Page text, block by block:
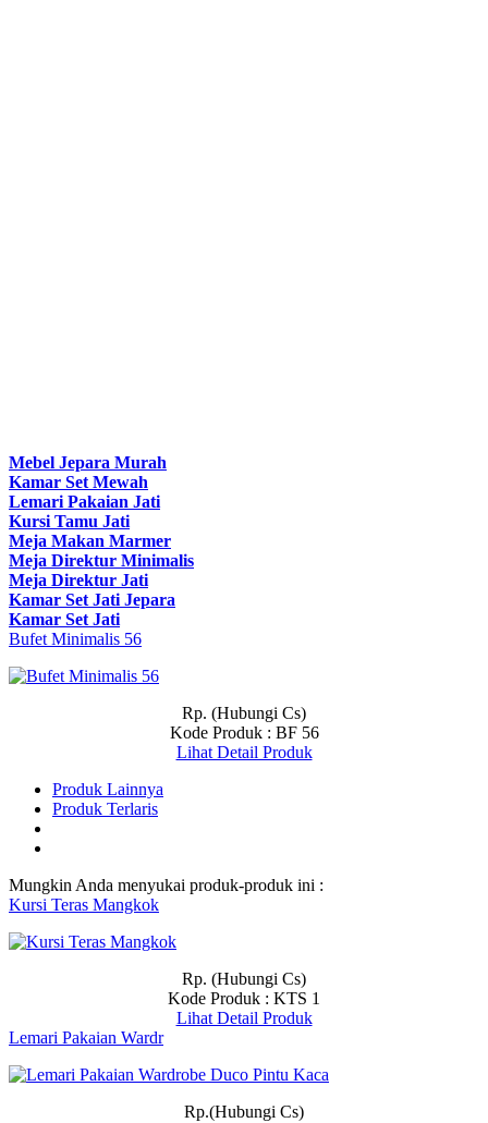
Mebel Jepara Murah
Kamar Set Mewah
Lemari Pakaian Jati
Kursi Tamu Jati
Meja Makan Marmer
Meja Direktur Minimalis
Meja Direktur Jati
Kamar Set Jati Jepara
Kamar Set Jati
Bufet Minimalis 56
Rp. (Hubungi Cs)
Kode Produk : BF 56
Lihat Detail Produk
Produk Lainnya
Produk Terlaris
Mungkin Anda menyukai produk-produk ini :
Kursi Teras Mangkok
Rp. (Hubungi Cs)
Kode Produk : KTS 1
Lihat Detail Produk
Lemari Pakaian Wardr
Rp.(Hubungi Cs)